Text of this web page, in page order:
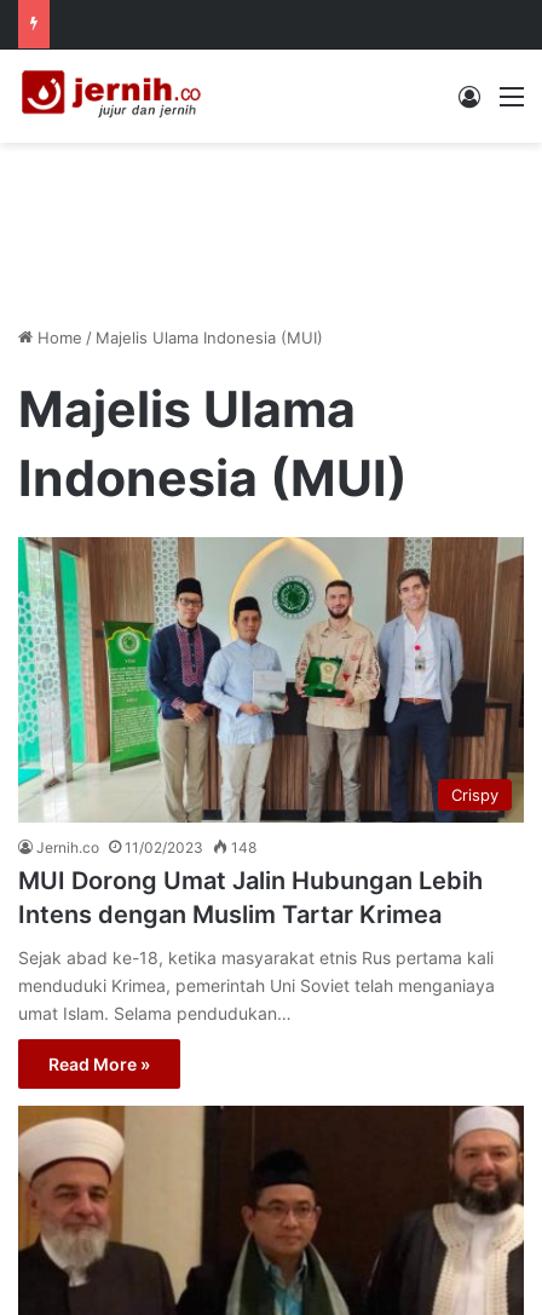
Log In
Home / Majelis Ulama Indonesia (MUI)
Majelis Ulama
Indonesia (MUI)
Crispy
Jernih.co 11/02/2023 148
MUI Dorong Umat Jalin Hubungan Lebih
Intens dengan Muslim Tartar Krimea
Sejak abad ke-18, ketika masyarakat etnis Rus pertama kali
menduduki Krimea, pemerintah Uni Soviet telah menganiaya
umat Islam. Selama pendudukan…
Read More »